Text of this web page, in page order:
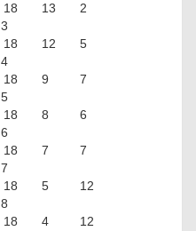
18 13
2
3
18 12
5
4
18 9
7
5
18 8
6
6
18 7
7
7
18 5
12
8
18 4
12